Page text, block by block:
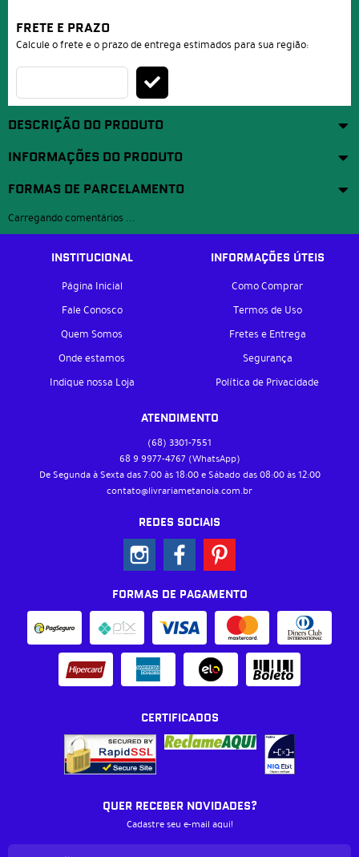
FRETE E PRAZO
Calcule o frete e o prazo de entrega estimados para sua região:
DESCRIÇÃO DO PRODUTO
INFORMAÇÕES DO PRODUTO
FORMAS DE PARCELAMENTO
Carregando comentários ...
INSTITUCIONAL
Página Inicial
Fale Conosco
Quem Somos
Onde estamos
Indique nossa Loja
INFORMAÇÕES ÚTEIS
Como Comprar
Termos de Uso
Fretes e Entrega
Segurança
Política de Privacidade
ATENDIMENTO
(68) 3301-7551
68 9 9977-4767 (WhatsApp)
De Segunda à Sexta das 7:00 às 18:00 e Sábado das 08:00 às 12:00
contato@livrariametanoia.com.br
REDES SOCIAIS
FORMAS DE PAGAMENTO
CERTIFICADOS
QUER RECEBER NOVIDADES?
Cadastre seu e-mail aqui!